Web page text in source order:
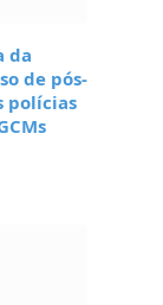
da
de pós-
polícias